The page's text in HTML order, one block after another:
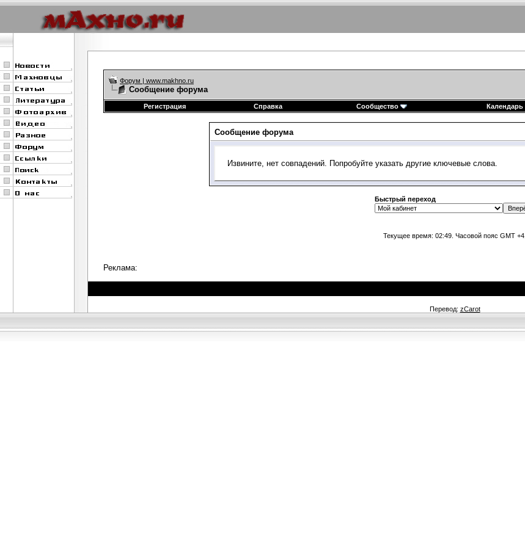
Форум | www.makhno.ru
Сообщение форума
Регистрация
Справка Сообщество Календарь
Сообщение форума
Извините, нет совпадений. Попробуйте указать другие ключевые слова.
Быстрый переход
Текущее время: 02:49 . Часовой пояс GMT +4.
Реклама:
Перевод: zCarot